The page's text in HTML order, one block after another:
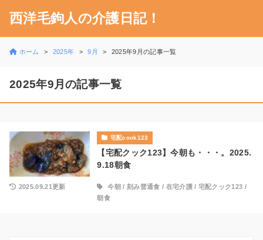
西洋毛鉤人の介護日記！
ホーム 2025年 9月 2025年9月の記事一覧
2025年9月の記事一覧
宅配cook123
【宅配クック123】今朝も・・・。2025.
9.18朝食
2025.09.21更新 今朝 / 刻み普通食 / 在宅介護/ 宅配クック123 /
朝食